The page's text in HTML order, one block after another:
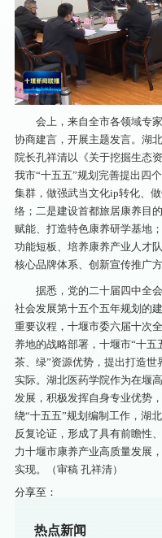
会上，来自全市各领域专
协商建言，开展主题发言。湖
院长孔祥清以《关于挖掘生态
我市“十五五”规划完善提出四
集群，做强武当文化ip转化、
络；二是建设首都旅居康养目
赋能、打造特色康养研学基地
功能短板、培养康养产业人才
核心品牌体系、创新宣传推广
据悉，党的二十届四中全
社会发展第十五个五年规划的
重要议程，十堰市委六届十次
养地的战略部署，十堰市“十五
茶、绿”资源优势，提出打造
实际。湖北医药学院作为在堰
发展，积极发挥自身专业优势
绕“十五五”规划编制工作，湖
反复论证，形成了具有前瞻性
力十堰市康养产业高质量发展
实现。（审稿 孔祥清）
分享至：
热点新闻